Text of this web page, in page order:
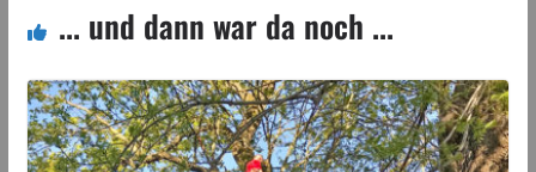
... und dann war da noch ...